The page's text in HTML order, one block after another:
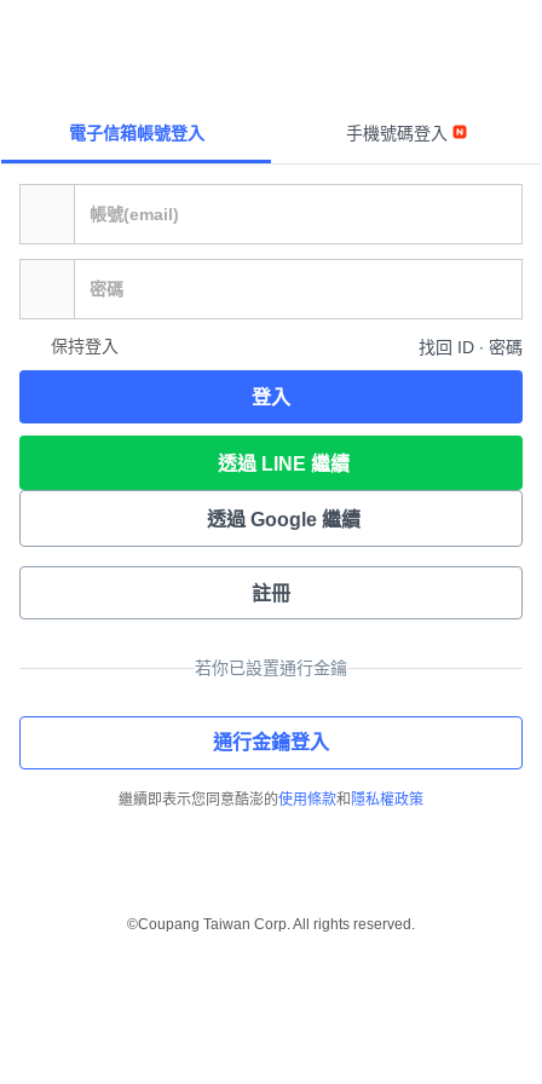
電子信箱帳號登入 手機號碼登入
保持登入 找回 ID ∙ 密碼
登入
透過 LINE 繼續
透過 Google 繼續
註冊
若你已設置通行金鑰
通行金鑰登入
繼續即表示您同意酷澎的使用條款和 隱私權政策
©Coupang Taiwan Corp. All rights reserved.